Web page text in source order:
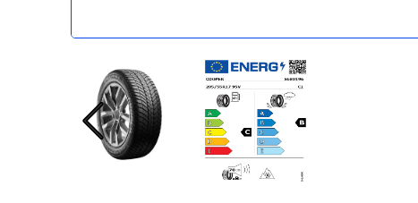
Previous